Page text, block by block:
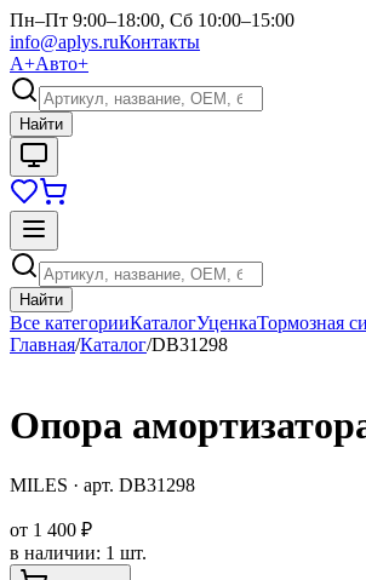
Пн–Пт 9:00–18:00, Сб 10:00–15:00
info@aplys.ruКонтакты
А+Авто+
Найти
Найти
Все категорииКаталогУценкаТормозная
Главная/Каталог/DB31298
Опора
MILES · арт. DB31298
от 1 400 ₽
в наличии: 1 шт.